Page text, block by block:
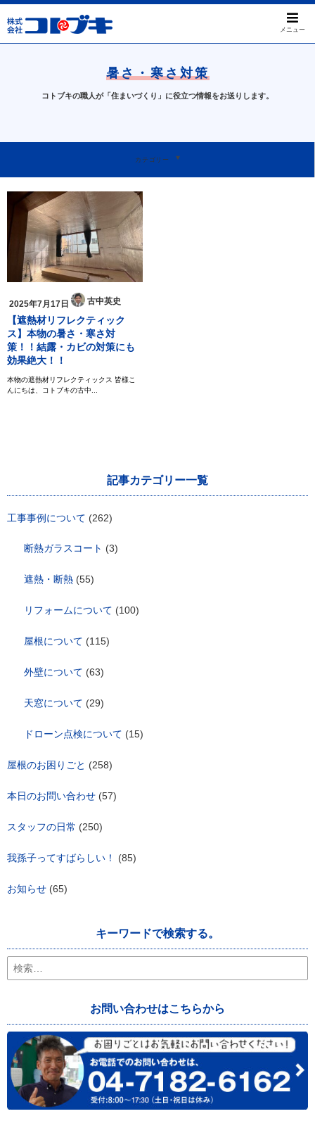
メニュー
暑さ・寒さ対策
コトブキの職人が「住まいづくり」に役立つ情報をお送りします。
カテゴリー
天窓について 本日のお問い合わせ 我孫子ってすばらしい
お知らせ
2025年7月17日 古中英史
【遮熱材リフレクティック
ス】本物の暑さ・寒さ対
策！！結露・カビの対策にも
効果絶大！！
本物の遮熱材リフレクティックス 皆様こ
んにちは、コトブキの古中...
記事カテゴリー一覧
工事事例について (262)
断熱ガラスコート (3)
遮熱・断熱 (55)
リフォームについて (100)
屋根について (115)
外壁について (63)
天窓について (29)
ドローン点検について (15)
屋根のお困りごと (258)
本日のお問い合わせ (57)
スタッフの日常 (250)
我孫子ってすばらしい！ (85)
お知らせ (65)
キーワードで検索する。
検
索:
お問い合わせはこちらから